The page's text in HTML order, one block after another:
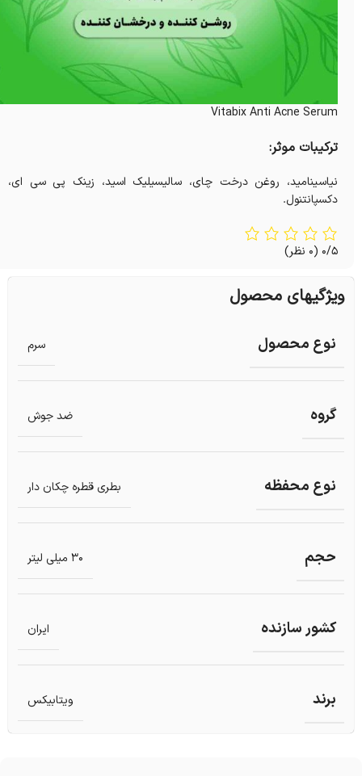
Vitabix Anti Acne Serum
ترکیبات موثر:
نیاسینامید، روغن درخت چای، سالیسیلیک اسید، زینک پی سی ای،
دکسپانتنول.
0/5 (0 نظر)
ویژگیهای محصول
نوع محصول سرم
گروه ضد جوش
نوع محفظه بطری قطره چکان دار
حجم 30 میلی لیتر
کشور سازنده ایران
برند ویتابیکس